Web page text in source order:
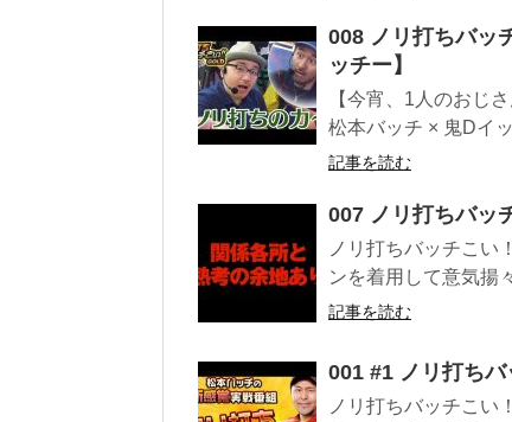
008 ノリ打ちバッ
ッチー】
【今宵、1人のおじ
松本バッチ × 鬼Dイ
記事を読む
007 ノリ打ちバッ
ノリ打ちバッチこい
ンを着用して意気揚
記事を読む
001 #1 ノリ打ちバ
ノリ打ちバッチこい